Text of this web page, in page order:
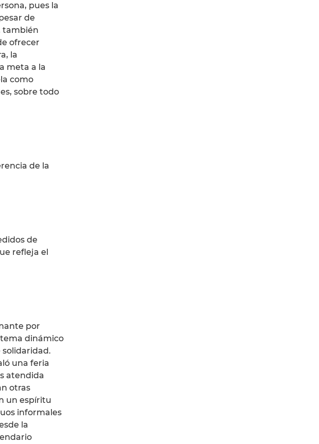
pues la
de
también
ofrecer
la
meta a la
como
sobre todo
de la
de
refleja el
por
dinámico
una feria
atendida
otras
un espíritu
informales
la